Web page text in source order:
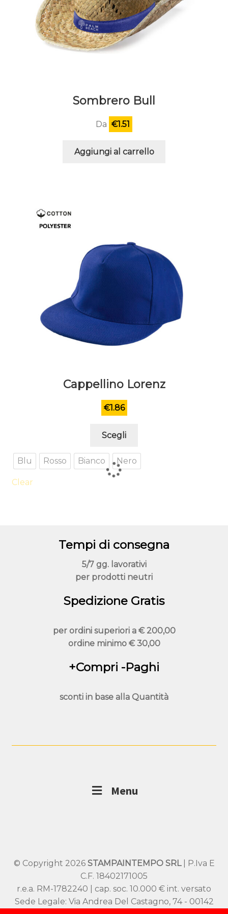
Sombrero Bull
Da €1.51
Aggiungi al carrello
Cappellino Lorenz
€1.86
Scegli
ha
più
scelte
pagina
del
prodotto
Blu Rosso Bianco Nero
Clear
Tempi di consegna
5/7 gg. lavorativi
per prodotti neutri
Spedizione Gratis
per ordini superiori a € 200,00
ordine minimo€ 30,00
+Compri -Paghi
sconti in base alla Quantità
Menu
© Copyright 2026 STAMPAINTEMPO SRL| P.Iva E
C.F. 18402171005
r.e.a. RM-1782240 | cap. soc. 10.000 € int. versato
Sede Legale: Via Andrea Del Castagno, 74 - 00142